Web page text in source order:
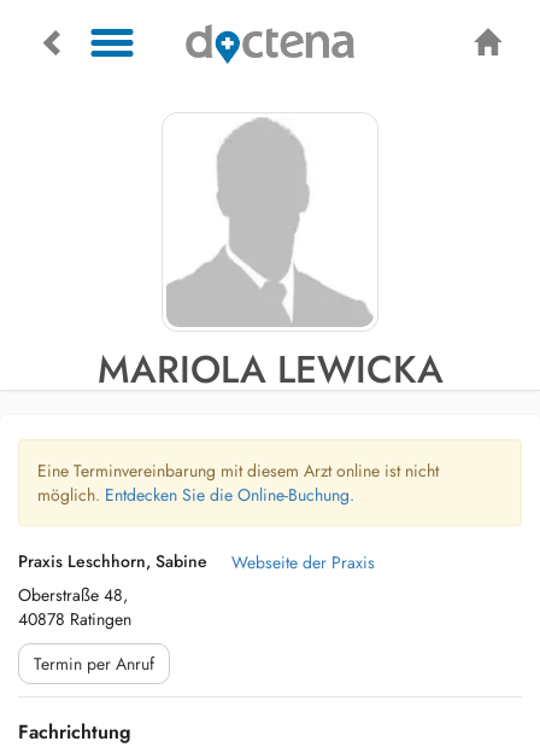
MARIOLA LEWICKA
Eine Terminvereinbarung mit diesem Arzt online ist nicht
möglich. Entdecken Sie die Online-Buchung.
Praxis Leschhorn, Sabine
Oberstraße 48,
40878 Ratingen
Webseite der Praxis
Termin per Anruf
Fachrichtung